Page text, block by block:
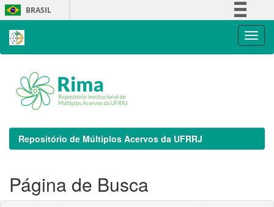
Skip
navigation
BRASIL
Repositório de Múltiplos Acervos da UFRRJ
Página de Busca